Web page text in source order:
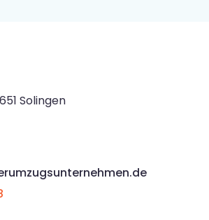
Solingen